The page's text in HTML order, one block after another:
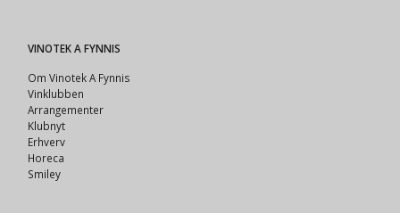
VINOTEK A FYNNIS
Om Vinotek A Fynnis
Vinklubben
Arrangementer
Klubnyt
Erhverv
Horeca
Smiley